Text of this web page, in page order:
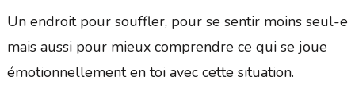
Un endroit pour souffler, pour se sentir moins seul-e
mais aussi pour mieux comprendre ce qui se joue
émotionnellement en toi avec cette situation.